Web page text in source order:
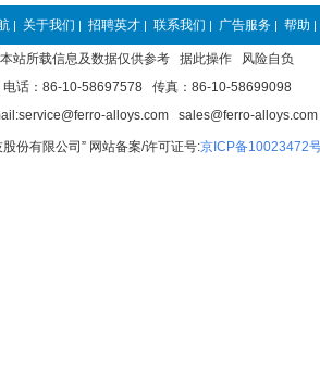
| 关于我们 | 招聘英才 | 联系我们 | 广告服务 | 帮助 |
本站所载信息及数据仅供参考 据此操作 风险自负
电话：86-10-58697578 传真：86-10-58699098
alloys.com sales@ferro-alloys.com
份有限公司” 网站备案/许可证号:京ICP备10023472